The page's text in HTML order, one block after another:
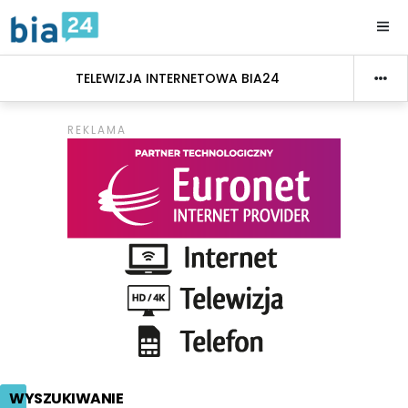
TELEWIZJA INTERNETOWA BIA24
WYSZUKIWANIE